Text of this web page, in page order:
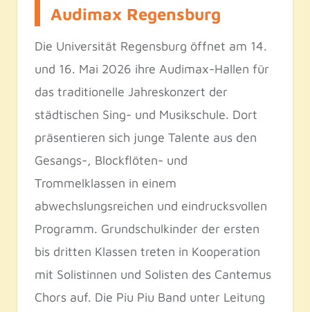
Audimax Regensburg
Die Universität Regensburg öffnet am 14.
und 16. Mai 2026 ihre Audimax-Hallen für
das traditionelle Jahreskonzert der
städtischen Sing- und Musikschule. Dort
präsentieren sich junge Talente aus den
Gesangs-, Blockflöten- und
Trommelklassen in einem
abwechslungsreichen und eindrucksvollen
Programm. Grundschulkinder der ersten
bis dritten Klassen treten in Kooperation
mit Solistinnen und Solisten des Cantemus
Chors auf. Die Piu Piu Band unter Leitung